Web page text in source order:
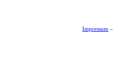
Impressum –